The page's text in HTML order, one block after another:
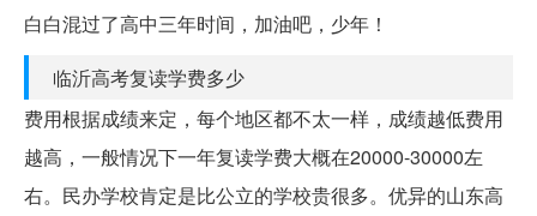
白白混过了高中三年时间，加油吧，少年！
临沂高考复读学费多少
费用根据成绩来定，每个地区都不太一样，成绩越低费用
越高，一般情况下一年复读学费大概在20000-30000左
右。民办学校肯定是比公立的学校贵很多。优异的山东高